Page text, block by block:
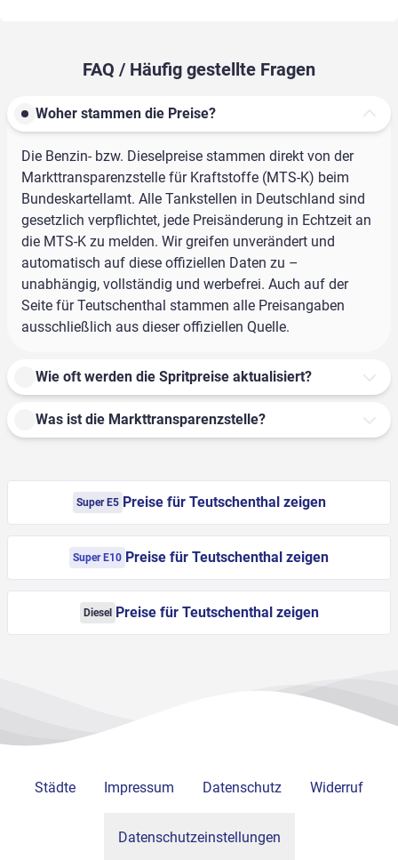
FAQ / Häufig gestellte Fragen
Woher stammen die Preise?
Die Benzin- bzw. Dieselpreise stammen direkt von der
Markttransparenzstelle für Kraftstoffe (MTS-K) beim
Bundeskartellamt. Alle Tankstellen in Deutschland sind
gesetzlich verpflichtet, jede Preisänderung in Echtzeit an
die MTS-K zu melden. Wir greifen unverändert und
automatisch auf diese offiziellen Daten zu –
unabhängig, vollständig und werbefrei. Auch auf der
Seite für Teutschenthal stammen alle Preisangaben
ausschließlich aus dieser offiziellen Quelle.
Wie oft werden die Spritpreise aktualisiert?
Was ist die Markttransparenzstelle?
Super E5 Preise für Teutschenthal zeigen
Super E10 Preise für Teutschenthal zeigen
Diesel Preise für Teutschenthal zeigen
Städte Impressum Datenschutz Widerruf
Datenschutzeinstellungen